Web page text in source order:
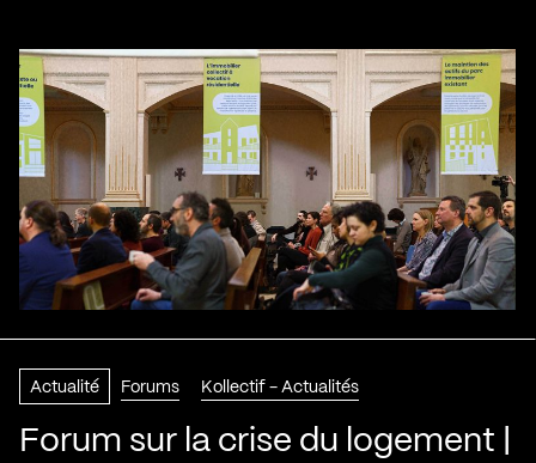
Actualité Forums Kollectif - Actualités
Forum sur la crise du logement |